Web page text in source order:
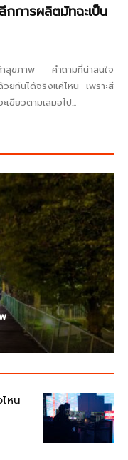
กการผลิตมัทฉะเป็น
รักสุขภาพ คำถามที่น่าสนใจ
ยกันได้จริงแค่ไหน เพราะสี
ขียวตามเสมอไป...
หน